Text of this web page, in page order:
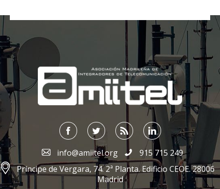
;
info@amiitel.org
915 715 249
Príncipe de Vergara, 74. 2ª Planta. Edificio CEOE. 28006
Madrid